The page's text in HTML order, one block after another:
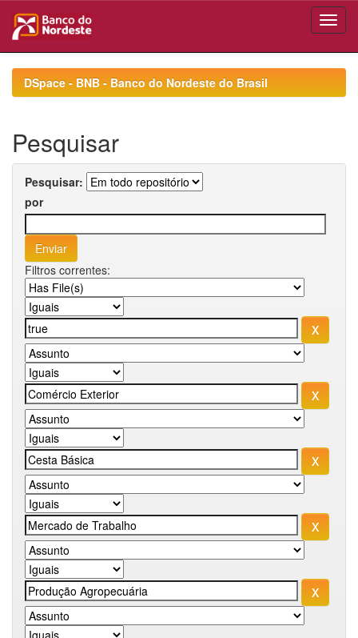
navigationDSpace - BNB - Banco do Nordeste do Brasil
Pesquisar
Pesquisar:
por
Filtros correntes: